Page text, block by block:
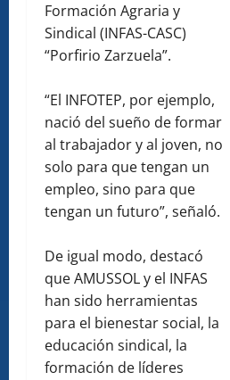
Formación Agraria y
Sindical (INFAS-CASC)
“Porfirio Zarzuela”.
“El INFOTEP, por ejemplo,
nació del sueño de formar
al trabajador y al joven, no
solo para que tengan un
empleo, sino para que
tengan un futuro”, señaló.
De igual modo, destacó
que AMUSSOL y el INFAS
han sido herramientas
para el bienestar social, la
educación sindical, la
formación de líderes